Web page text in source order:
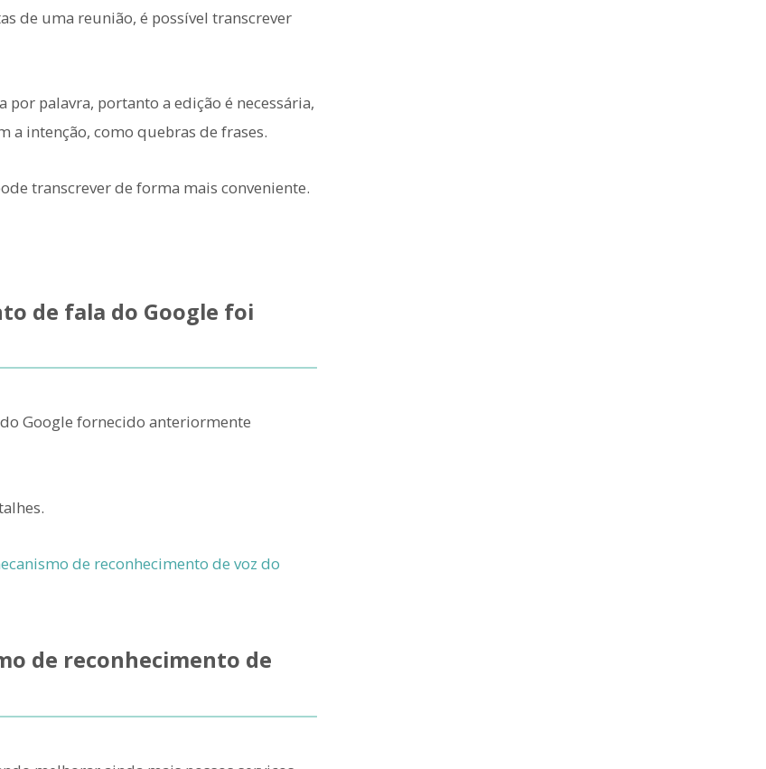
de uma reunião, é possível transcrever
palavra, portanto a edição é necessária,
a intenção, como quebras de frases.
transcrever de forma mais conveniente.
de fala do Google foi
Google fornecido anteriormente
de reconhecimento de voz do
de reconhecimento de